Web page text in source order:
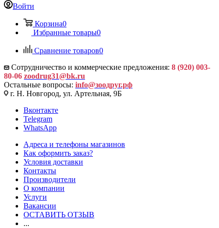
Войти
Корзина0
Избранные товары0
Сравнение товаров0
Сотрудничество и коммерческие предложения: 8 (920) 003-
80-06 zoodrug31@bk.ru
Остальные вопросы: info@зоодруг.рф
г. Н. Новгород, ул. Артельная, 9Б
Вконтакте
Telegram
WhatsApp
Адреса и телефоны магазинов
Как оформить заказ?
Условия доставки
Контакты
Производители
О компании
Услуги
Вакансии
ОСТАВИТЬ ОТЗЫВ
...